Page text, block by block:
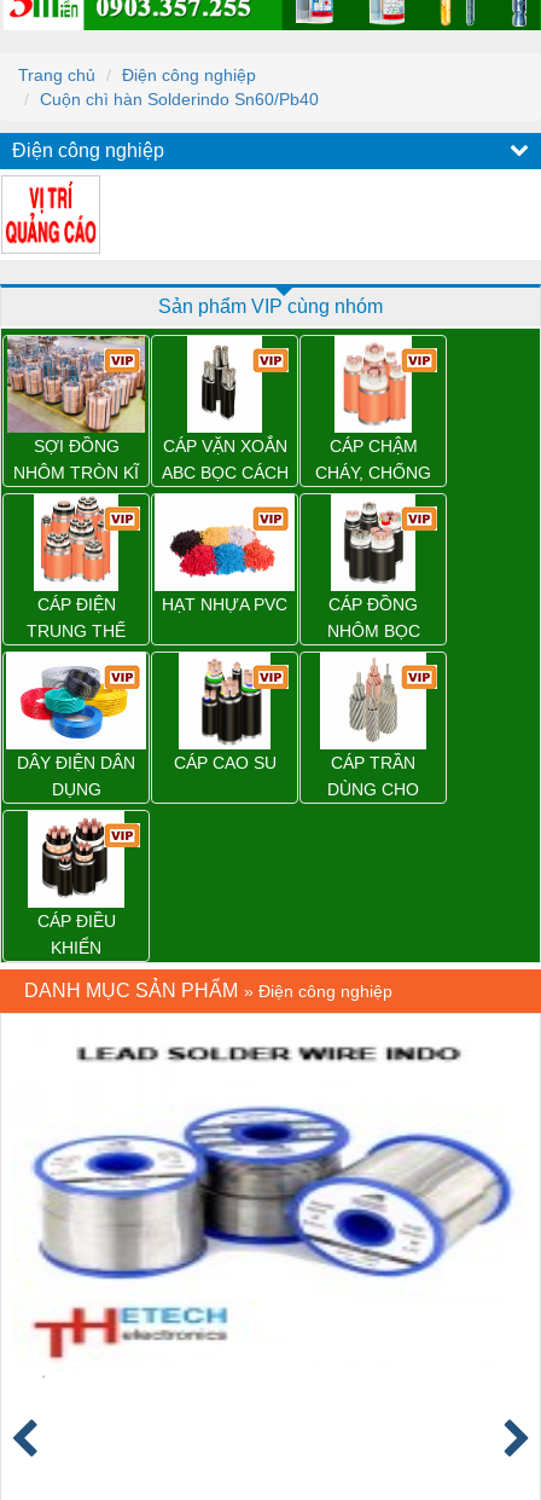
Trang chủ
Điện công nghiệp
Cuộn chì hàn Solderindo Sn60/Pb40
Điện công nghiệp
Sản phẩm VIP cùng nhóm
SỢI ĐỒNG
NHÔM TRÒN KĨ
THUẬT ĐIỆN
CÁP VẶN XOẮN
ABC BỌC CÁCH
ĐIỆN XLPE
CÁP CHẬM
CHÁY, CHỐNG
CHÁY
CÁP ĐIỆN
TRUNG THẾ
HẠT NHỰA PVC
CÁP ĐỒNG
NHÔM BỌC
DÂY ĐIỆN DÂN
DỤNG
CÁP CAO SU
CÁP TRẦN
DÙNG CHO
CÁP ĐIỀU
KHIỂN
DANH MỤC SẢN PHẨM » Điện công nghiệp